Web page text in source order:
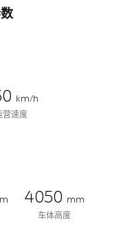
km/h
营速度
4050 mm
车体高度